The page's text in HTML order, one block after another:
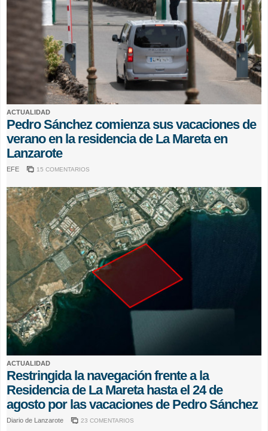
ACTUALIDAD
Pedro Sánchez comienza sus vacaciones de
verano en la residencia de La Mareta en
Lanzarote
EFE 15 COMENTARIOS
ACTUALIDAD
Restringida la navegación frente a la
Residencia de La Mareta hasta el 24 de
agosto por las vacaciones de Pedro Sánchez
Diario de Lanzarote 23 COMENTARIOS